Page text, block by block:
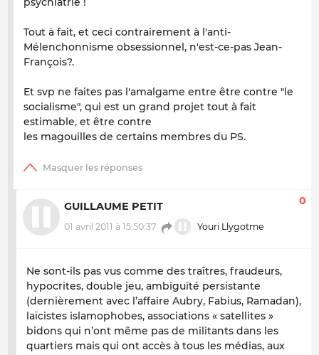
Tout à fait, et ceci contrairement à l'anti-
Mélenchonnisme obsessionnel, n'est-ce-pas Jean-
François?.
Et svp ne faites pas l'amalgame entre être contre "le
socialisme", qui est un grand projet tout à fait
estimable, et être contre
les magouilles de certains membres du PS.
GUILLAUME PETIT
01 avril 2011 à 15:50:37 Youri Llygotme
0
Ne sont-ils pas vus comme des traîtres, fraudeurs,
hypocrites, double jeu, ambiguïté persistante
(dernièrement avec l’affaire Aubry, Fabius, Ramadan),
laïcistes islamophobes, associations « satellites »
bidons qui n’ont même pas de militants dans les
quartiers mais qui ont accès à tous les médias, aux